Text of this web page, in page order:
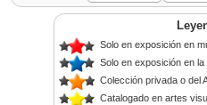
Solo en exposición en
Solo en exposición en la
Colección privada o del
Catalogado en artes